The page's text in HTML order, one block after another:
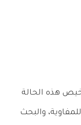
هذه الحالة
والبحث